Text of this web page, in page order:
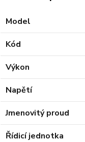
Model
Kód
Výkon
Napětí
Jmenovitý proud
Řídicí jednotka